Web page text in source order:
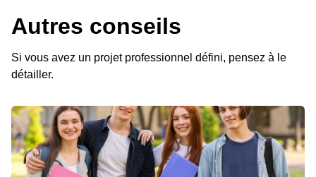
Autres conseils
Si vous avez un projet professionnel défini, pensez à le
détailler.